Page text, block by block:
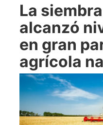
La
alcanzó
en gran
agrícola